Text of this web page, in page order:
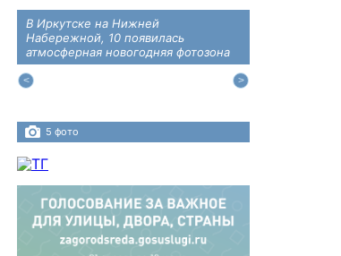
В Иркутске на Нижней
Набережной, 10 появилась
атмосферная новогодняя фотозона
5 фото